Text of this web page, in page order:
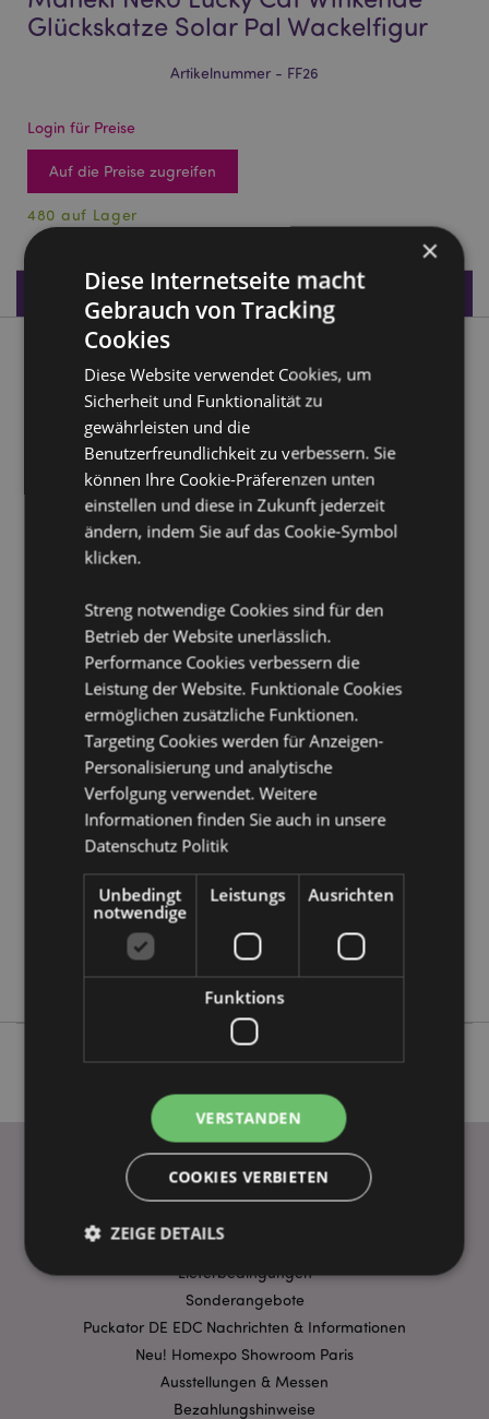
Glückskatze Solar Pal Wackelfigur
Artikelnummer - FF26
Login für Preise
Auf die Preise zugreifen
480 auf Lager
Produktdaten
Wackelfigur
Material: Plastik
CE gekennzeichnetJa
Nicht geeignet für:0 - 3 Jahre
Sicherheitshinweis:
Produkttressourcen:
Möchten Sie mehr über den Einkauf bei Puckator
erfahren?Dann lesen Sie unserenLeitfaden für
Kundeninformationen.
Produktattribute
Information
Höhe 9.5cm Unterteil 7.5 x 7.5cm
5055071669323
80
0.111000
Keine
Keine
WICHTIGE INFORMATION
Lieferbedingungen
Sonderangebote
Puckator DE EDC Nachrichten & Informationen
Neu! Homexpo Showroom Paris
Ausstellungen & Messen
Bezahlungshinweise
×
Diese Internetseite macht
Gebrauch von Tracking
Cookies
Diese Website verwendet Cookies, um
Sicherheit und Funktionalität zu
gewährleisten und die
Benutzerfreundlichkeit zu verbessern. Sie
können Ihre Cookie-Präferenzen unten
einstellen und diese in Zukunft jederzeit
ändern, indem Sie auf das Cookie-Symbol
klicken.
Streng notwendige Cookies sind für den
Betrieb der Website unerlässlich.
Performance Cookies verbessern die
Leistung der Website. Funktionale Cookies
ermöglichen zusätzliche Funktionen.
Targeting Cookies werden für Anzeigen-
Personalisierung und analytische
Verfolgung verwendet. Weitere
Informationen finden Sie auch in unsere
Datenschutz Politik
Unbedingt
notwendige
Leistungs Ausrichten
Funktions
VERSTANDEN
COOKIES VERBIETEN
ZEIGE DETAILS
Unbedingt notwendige
Leistungs
Ausrichten
Funktions
Streng-notwendige-Cookies ermöglichen
Kernfunktionen der Website wie die